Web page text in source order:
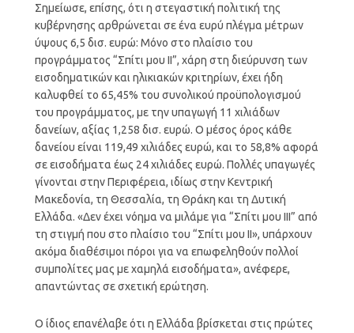
Σημείωσε, επίσης, ότι η στεγαστική πολιτική της
κυβέρνησης αρθρώνεται σε ένα ευρύ πλέγμα μέτρων
ύψους 6,5 δισ. ευρώ: Μόνο στο πλαίσιο του
προγράμματος “Σπίτι μου ΙΙ”, χάρη στη διεύρυνση των
εισοδηματικών και ηλικιακών κριτηρίων, έχει ήδη
καλυφθεί το 65,45% του συνολικού προϋπολογισμού
του προγράμματος, με την υπαγωγή 11 χιλιάδων
δανείων, αξίας 1,258 δισ. ευρώ. Ο μέσος όρος κάθε
δανείου είναι 119,49 χιλιάδες ευρώ, και το 58,8% αφορά
σε εισοδήματα έως 24 χιλιάδες ευρώ. Πολλές υπαγωγές
γίνονται στην Περιφέρεια, ιδίως στην Κεντρική
Μακεδονία, τη Θεσσαλία, τη Θράκη και τη Δυτική
Ελλάδα. «Δεν έχει νόημα να μιλάμε για “Σπίτι μου ΙΙΙ” από
τη στιγμή που στο πλαίσιο του “Σπίτι μου ΙΙ», υπάρχουν
ακόμα διαθέσιμοι πόροι για να επωφεληθούν πολλοί
συμπολίτες μας με χαμηλά εισοδήματα», ανέφερε,
απαντώντας σε σχετική ερώτηση.
Ο ίδιος επανέλαβε ότι η Ελλάδα βρίσκεται στις πρώτες